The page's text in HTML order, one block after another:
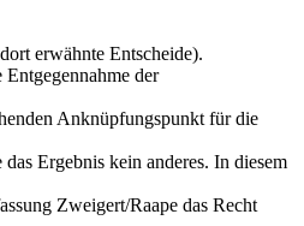
erwähnte Entscheide).
der
Anknüpfungspunkt für die
Ergebnis kein anderes. In diesem
Zweigert/Raape das Recht